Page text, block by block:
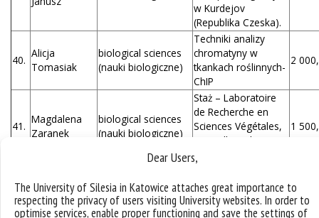
Dear Users,
The University of Silesia in Katowice attaches great importance to
respecting the privacy of users visiting University websites. In order to
optimise services, enable proper functioning and save the settings of
w Kurdejov
(Republika Czeska).
40.
Alicja
Tomasiak
biological sciences
(nauki biologiczne)
Techniki analizy
chromatyny w
tkankach roślinnych-
ChIP
2
41.
Magdalena
Zaranek
biological sciences
(nauki biologiczne)
Staż – Laboratoire
de Recherche en
Sciences Végétales,
Auzeville-Tolosane,
Francja
1
morfologiczna
aparatów
strydulacyjnych oraz